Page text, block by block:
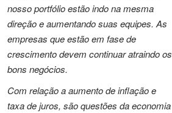
nosso portfólio estão indo na mesma
direção e aumentando suas equipes. As
empresas que estão em fase de
crescimento devem continuar atraindo os
bons negócios.
Com relação a aumento de inflação e
taxa de juros, são questões da economia